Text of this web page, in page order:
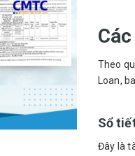
Theo
Loan,
Sổ
Đây là